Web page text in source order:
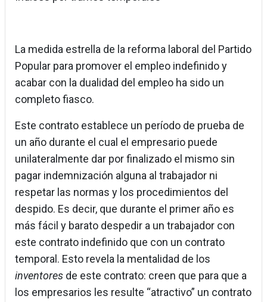
La medida estrella de la reforma laboral del Partido
Popular para promover el empleo indefinido y
acabar con la dualidad del empleo ha sido un
completo fiasco.
Este contrato establece un período de prueba de
un año durante el cual el empresario puede
unilateralmente dar por finalizado el mismo sin
pagar indemnización alguna al trabajador ni
respetar las normas y los procedimientos del
despido. Es decir, que durante el primer año es
más fácil y barato despedir a un trabajador con
este contrato indefinido que con un contrato
temporal. Esto revela la mentalidad de los
inventores de este contrato: creen que para que a
los empresarios les resulte “atractivo” un contrato